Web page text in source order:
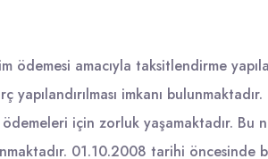
ödemesi amacıyla taksitlendirme
yapılandırılması imkanı
için zorluk yaşamaktadır. Bu
01.10.2008 tarihi öncesinde